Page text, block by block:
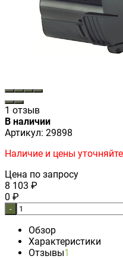
1 отзыв
В наличии
Артикул: 29898
Наличие и цены
Цена по запросу
8 103 ₽
0 ₽
-
Обзор
Характеристики
Отзывы1